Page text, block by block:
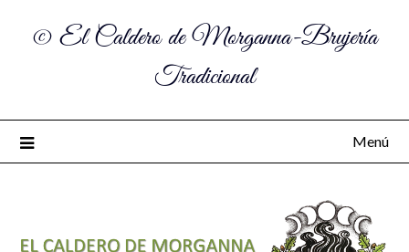
© El Caldero de Morganna-Brujería
Tradicional
Menú